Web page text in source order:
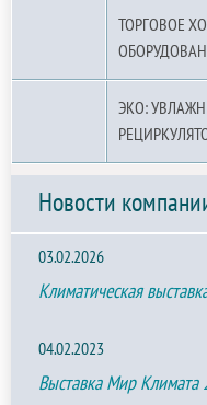
ТОРГОВОЕ
ЭКО:
Новости
03.02.2026
Климатическая
04.02.2023
Выставка Мир Климата